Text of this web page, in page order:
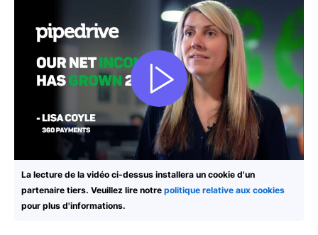
La lecture de la vidéo ci-dessus installera un cookie d'un
partenaire tiers. Veuillez lire notre politique relative aux cookies
pour plus d'informations.